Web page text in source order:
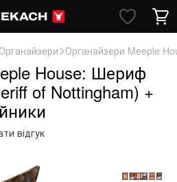
Органайзери Органайзери Meeple
House: Шериф
of Nottingham) +
відгук